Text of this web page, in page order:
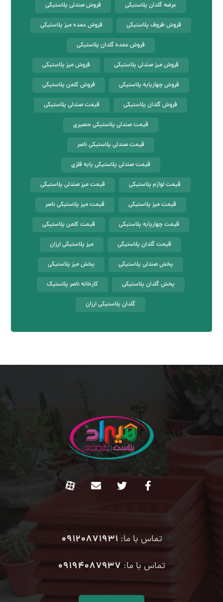
عرضه گلدان پلاستیکی فروش صندلی پلاستیکی
فروش ظروف پلاستیکی فروش عمده میز پلاستیکی
فروش عمده گلدان پلاستیکی
فروش میز صندلی پلاستیکی فروش میز پلاستیکی
فروش چهارپایه پلاستیکی فروش کلمن پلاستیکی
فروش گلدان پلاستیکی قیمت صندلی پلاستیکی
قیمت صندلی پلاستیکی حصیری
قیمت صندلی پلاستیکی ناصر
قیمت صندلی پلاستیکی پایه فلزی
قیمت لوازم پلاستیکی قیمت میز صندلی پلاستیکی
قیمت میز پلاستیکی قیمت میز پلاستیکی ناصر
قیمت چهارپایه پلاستیکی قیمت کلمن پلاستیکی
قیمت گلدان پلاستیکی میز پلاستیکی ارزان
پخش صندلی پلاستیکی پخش میز پلاستیکی
پخش گلدان پلاستیکی کارخانه ناصر پلاستیک
گلدان پلاستیکی ارزان
تماس با ما:09120871931
تماس با ما: ۰۹۱۹۴۰۸۷۹۳۷